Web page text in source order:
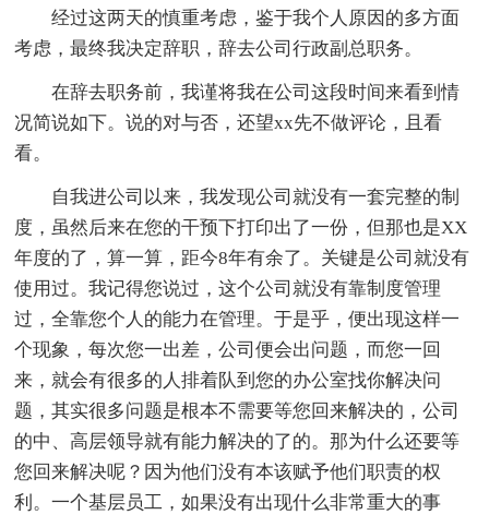
经过这两天的慎重考虑，鉴于我个人原因的多方面
考虑，最终我决定辞职，辞去公司行政副总职务。
在辞去职务前，我谨将我在公司这段时间来看到情
况简说如下。说的对与否，还望xx先不做评论，且看
看。
自我进公司以来，我发现公司就没有一套完整的制
度，虽然后来在您的干预下打印出了一份，但那也是XX
年度的了，算一算，距今8年有余了。关键是公司就没有
使用过。我记得您说过，这个公司就没有靠制度管理
过，全靠您个人的能力在管理。于是乎，便出现这样一
个现象，每次您一出差，公司便会出问题，而您一回
来，就会有很多的人排着队到您的办公室找你解决问
题，其实很多问题是根本不需要等您回来解决的，公司
的中、高层领导就有能力解决的了的。那为什么还要等
您回来解决呢？因为他们没有本该赋予他们职责的权
利。一个基层员工，如果没有出现什么非常重大的事